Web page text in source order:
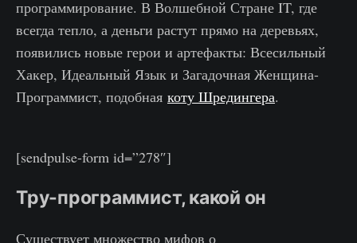
программирование. В Волшебной Стране IT, где
всегда тепло, а деньги растут прямо на деревьях,
появились новые герои и артефакты: Всесильный
Хакер, Идеальный Язык и Загадочная Женщина-
Программист, подобная коту Шредингера.
[sendpulse-form id=”278″]
Тру-программист, какой он
Существует множество мифов о